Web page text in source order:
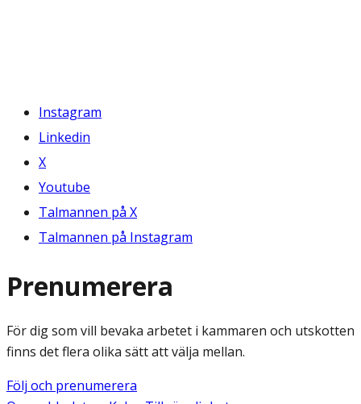
Instagram
Linkedin
X
Youtube
Talmannen på X
Talmannen på Instagram
Prenumerera
För dig som vill bevaka arbetet i kammaren och utskotten
finns det flera olika sätt att välja mellan.
Följ och prenumerera